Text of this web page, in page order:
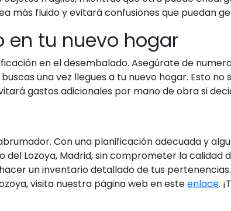
más fluido y evitará confusiones que puedan
en tu nuevo hogar
en el desembalado. Asegúrate de
una vez llegues a tu nuevo hogar. Esto
gastos adicionales por mano de obra si
Con una planificación adecuada y
Lozoya, Madrid, sin comprometer la calidad
un inventario detallado de tus
visita nuestra página web en esteenlace.